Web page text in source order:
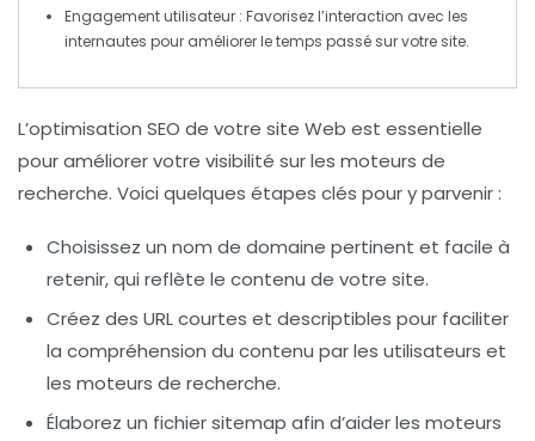
Engagement utilisateur : Favorisez l’interaction avec les
internautes pour améliorer le temps passé sur votre site.
L’optimisation SEO de votre site Web est essentielle
pour améliorer votre visibilité sur les moteurs de
recherche. Voici quelques étapes clés pour y parvenir :
Choisissez un nom de domaine pertinent et facile à
retenir, qui reflète le contenu de votre site.
Créez des URL courtes et descriptibles pour faciliter
la compréhension du contenu par les utilisateurs et
les moteurs de recherche.
Élaborez un fichier sitemap afin d’aider les moteurs